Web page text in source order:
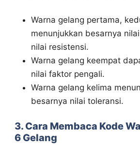
Warna gelang pertama,
menunjukkan besarnya
nilai resistensi.
Warna gelang keempat
nilai faktor pengali.
Warna gelang kelima
besarnya nilai toleransi.
3. Cara Membaca Kode
6 Gelang